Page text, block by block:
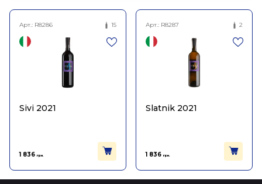
Арт.: R8286 15
Sivi 2021
1 836 грн.
Арт.: R8287 2
Slatnik 2021
1 836 грн.